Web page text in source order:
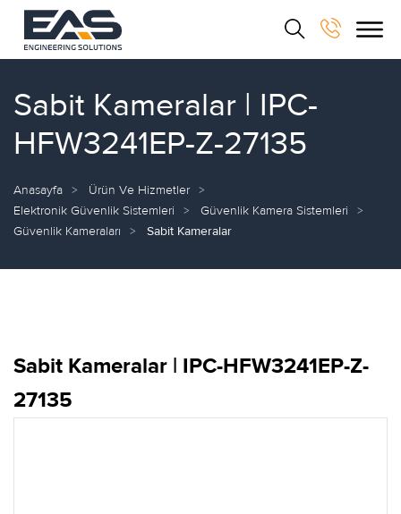
Sabit Kameralar | IPC-
HFW3241EP-Z-27135
Anasayfa
Ürün Ve Hizmetler
Elektronik Güvenlik Sistemleri
Güvenlik Kamera Sistemleri
Güvenlik Kameraları
Sabit Kameralar
Sabit Kameralar | IPC-HFW3241EP-Z-
27135